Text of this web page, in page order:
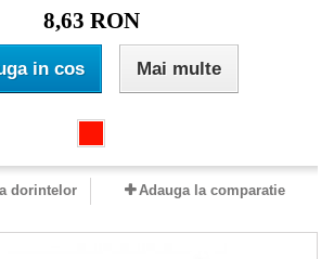
8,63 RON
in cos Mai multe
dorintelor Adauga la comparatie